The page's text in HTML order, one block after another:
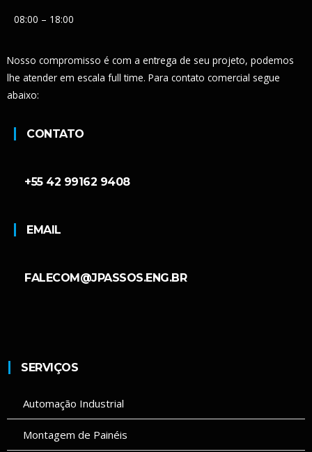
08:00 – 18:00
Nosso compromisso é com a entrega de seu projeto, podemos
lhe atender em escala full time. Para contato comercial segue
abaixo:
CONTATO
+55 42 99162 9408
EMAIL
FALECOM@JPASSOS.ENG.BR
SERVIÇOS
Automação Industrial
Montagem de Painéis